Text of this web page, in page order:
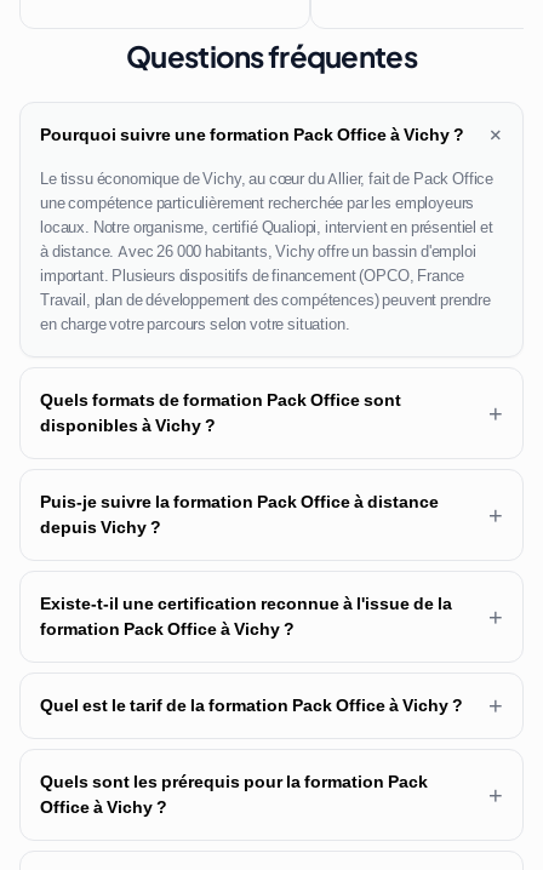
Questions fréquentes
Pourquoi suivre une formation Pack Office à Vichy ? +
Le tissu économique de Vichy, au cœur du Allier, fait de Pack Office
une compétence particulièrement recherchée par les employeurs
locaux. Notre organisme, certifié Qualiopi, intervient en présentiel et
à distance. Avec 26 000 habitants, Vichy offre un bassin d'emploi
important. Plusieurs dispositifs de financement (OPCO, France
Travail, plan de développement des compétences) peuvent prendre
en charge votre parcours selon votre situation.
Quels formats de formation Pack Office sont
disponibles à Vichy ?
+
Puis-je suivre la formation Pack Office à distance
depuis Vichy ?
+
Existe-t-il une certification reconnue à l'issue de la
formation Pack Office à Vichy ?
+
Quel est le tarif de la formation Pack Office à Vichy ? +
Quels sont les prérequis pour la formation Pack
Office à Vichy ?
+